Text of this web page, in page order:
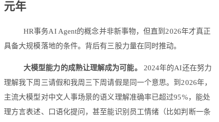
元年
HR事务AI Agent的概念并非新事物，但直到2026年才真正
具备大规模落地的条件。背后有三股力量在同时推动。
大模型能力的成熟让理解成为可能。
2024年的AI还在努力
理解我下周三请假和我周三下周请假是同一个意思。到2026年，
主流大模型对中文人事场景的语义理解准确率已超过95%，能处
理方言表述、口语化提问，甚至能识别员工情绪（比如判断一条